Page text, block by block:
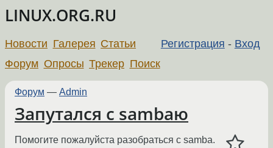
LINUX.ORG.RU
Регистрация - Вход
Новости Галерея Статьи
Форум Опросы Трекер Поиск
Форум — Admin
Запутался с sambaю
Помогите пожалуйста разобраться с samba.